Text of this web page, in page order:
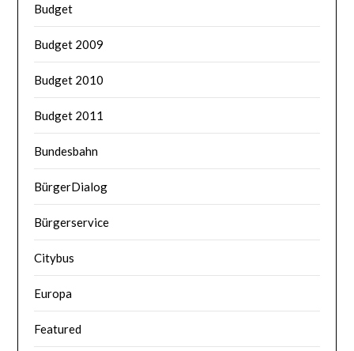
Budget
Budget 2009
Budget 2010
Budget 2011
Bundesbahn
BürgerDialog
Bürgerservice
Citybus
Europa
Featured